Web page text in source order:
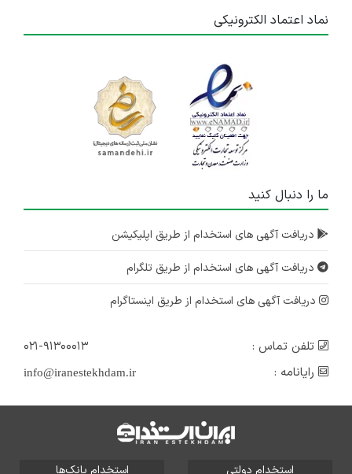
نماد اعتماد الکترونیکی
ما را دنبال کنید
دریافت آگهی های استخدام از طریق اپلیکیشن
دریافت آگهی های استخدام از طریق تلگرام
دریافت آگهی های استخدام از طریق اینستاگرام
تلفن تماس :
۰۲۱-۹۱۳۰۰۰۱۳
رایانامه :
info@iranestekhdam.ir
استخدام دولتی استخدام بانک‌ها